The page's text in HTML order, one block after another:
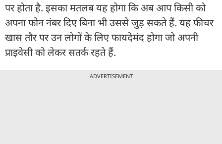
पर होता है. इसका मतलब यह होगा कि अब आप किसी को
अपना फोन नंबर दिए बिना भी उससे जुड़ सकते हैं. यह फीचर
खास तौर पर उन लोगों के लिए फायदेमंद होगा जो अपनी
प्राइवेसी को लेकर सतर्क रहते हैं.
ADVERTISEMENT